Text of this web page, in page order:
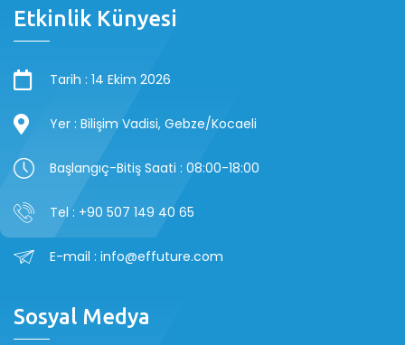
Etkinlik Künyesi
Tarih : 14 Ekim 2026
Yer : Bilişim Vadisi, Gebze/Kocaeli
Başlangıç-Bitiş Saati : 08:00-18:00
Tel : +90 507 149 40 65
E-mail : info@effuture.com
Sosyal Medya